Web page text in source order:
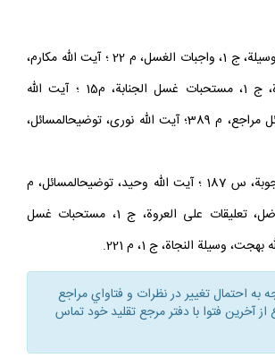
امام خمينى، تحريرالوسيلة، ج 1، واجبات الغسل، م 22 ؛ آيت الله مكارم،
تعليقات على العروة، ج 1، مستحبات غسل الجنابة، م15 ؛ آيت الله
صافى، توضيح‏المسائل مراجع، م 389؛ آيت الله نورى، توضيح‏المسائل،
آيت الله خامنه‏اى، اجوبة، س 187 ؛ آيت الله وحيد، توضيح‏المسائل، م
395 ؛ آيت الله فاضل، تعليقات على العروة، ج 1، مستحبات غسل
به احتمال تغيير در نظرات و فتاواي مراجع
آخرين فتوا با دفتر مرجع تقليد خود تماس